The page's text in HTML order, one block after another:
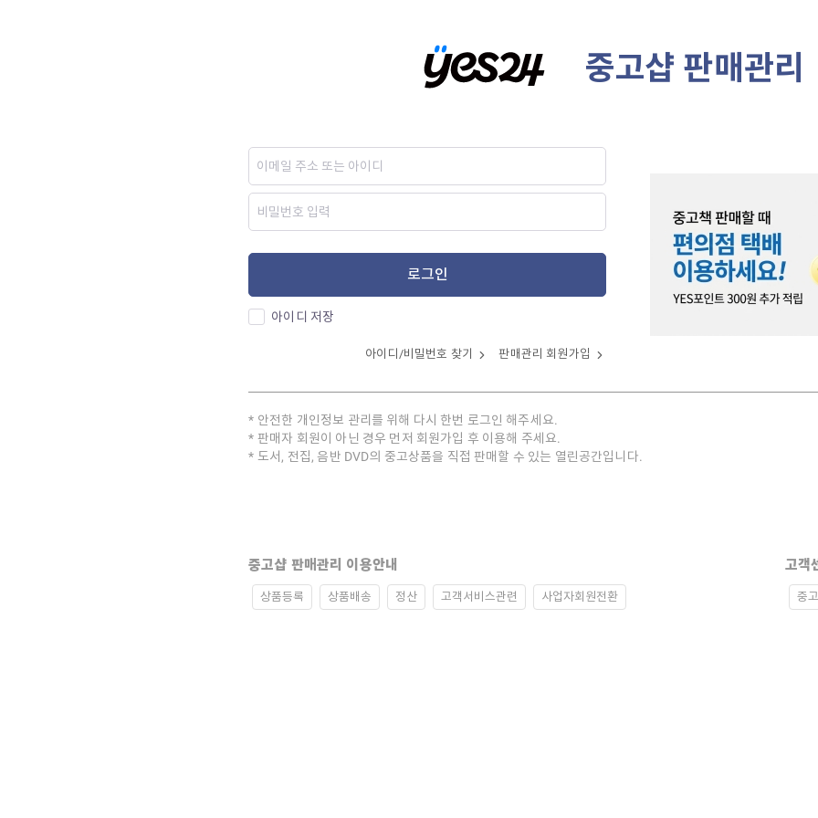
중고샵 판매관리
로그인
아이디 저장
아이디/비밀번호 찾기 판매관리 회원가입
안전한 개인정보 관리를 위해 다시 한번 로그인 해주세요.
판매자 회원이 아닌 경우 먼저 회원가입 후 이용해 주세요.
도서, 전집, 음반 DVD의 중고상품을 직접 판매할 수 있는 열린공간입니다.
중고샵 판매관리 이용안내
상품등록 상품배송 정산 고객서비스관련 사업자회원전환
고객
중